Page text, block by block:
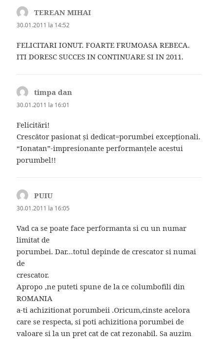
TEREAN MIHAI
30.01.2011 la 14:52
FELICITARI IONUT. FOARTE FRUMOASA REBECA.
ITI DORESC SUCCES IN CONTINUARE SI IN 2011.
timpa dan
30.01.2011 la 16:01
Felicitări!
Crescător pasionat și dedicat=porumbei excepționali.
“Ionatan”-impresionante performanțele acestui
porumbel!!
PUIU
30.01.2011 la 16:05
Vad ca se poate face performanta si cu un numar
limitat de
porumbei. Dar…totul depinde de crescator si numai
de
crescator.
Apropo ,ne puteti spune de la ce columbofili din
ROMANIA
a-ti achizitionat porumbeii .Oricum,cinste acelora
care se respecta, si poti achizitiona porumbei de
valoare si la un pret cat de cat rezonabil. Sa auzim